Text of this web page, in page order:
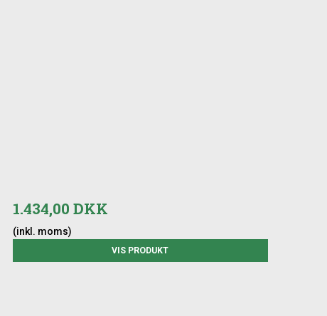
1.434,00 DKK
(inkl. moms)
VIS PRODUKT